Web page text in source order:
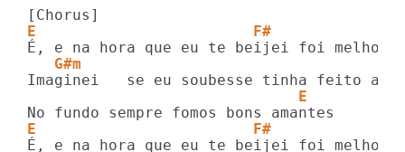
E                        F#
   G#m                                  B
                              E
E                        F#